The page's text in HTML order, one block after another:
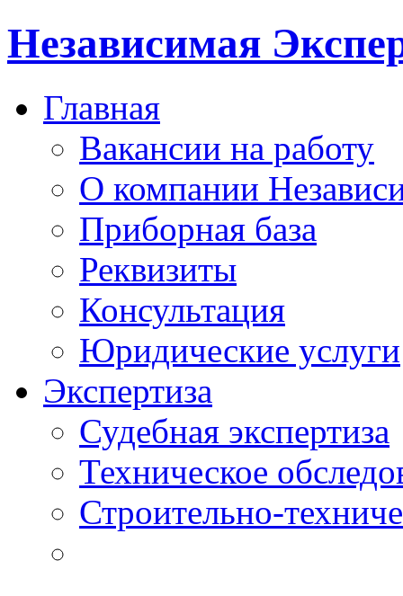
Независимая
Главная
Вакансии на работу
О компании
Приборная база
Реквизиты
Консультация
Юридические услуги
Экспертиза
Судебная экспертиза
Техническое
Строительно-